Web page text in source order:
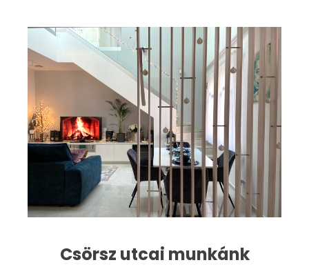
Csörsz utcai munkánk